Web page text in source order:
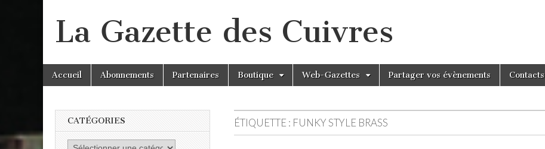
La Gazette des Cuivres
Main
menu
Skip
Accueil Abonnements Partenaires Boutique Web-Gazettes Partager vos évènements Contacts
ÉTIQUETTE : FUNKY STYLE BRASS
CATÉGORIES
Catégories